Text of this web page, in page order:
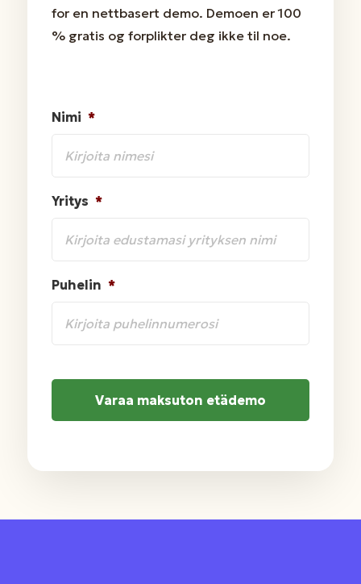
for en nettbasert demo. Demoen er 100
% gratis og forplikter deg ikke til noe.
Nimi *
Yritys *
Puhelin *
A
T